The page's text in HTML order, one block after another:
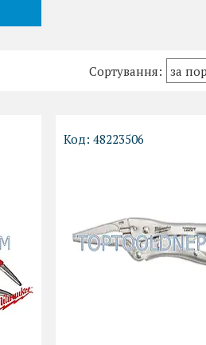
48223506